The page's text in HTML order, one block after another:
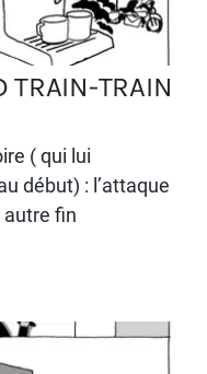
TRAIN-TRAIN
( qui lui
début) : l’attaque
fin